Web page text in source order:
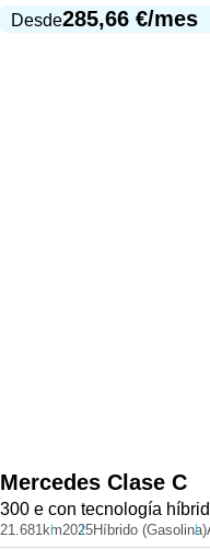
Desde285,66 €/mes
Mercedes Clase C
300 e con tecnología
21.681km2025Híbrido (Gasolina)